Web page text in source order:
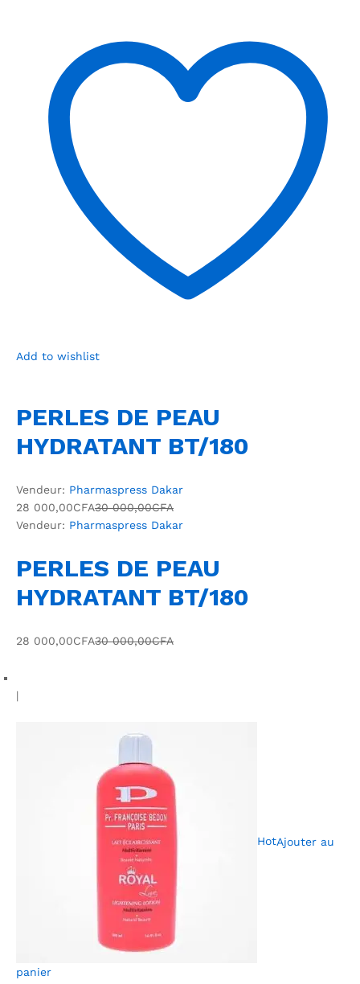
Add to wishlist
PERLES DE PEAU
HYDRATANT BT/180
Vendeur: Pharmaspress Dakar
28 000,00CFA30 000,00CFA
Vendeur: Pharmaspress Dakar
PERLES DE PEAU
HYDRATANT BT/180
28 000,00CFA30 000,00CFA
|
HotAjouter au
panier